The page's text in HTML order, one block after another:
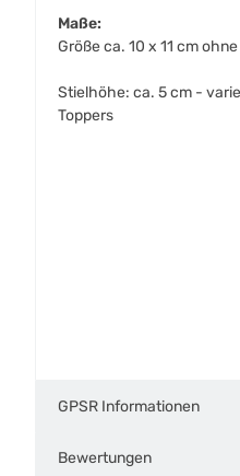
Maße:
Größe ca. 10 x 11 cm
Stielhöhe: ca. 5 cm -
Toppers
GPSR Informationen
Bewertungen